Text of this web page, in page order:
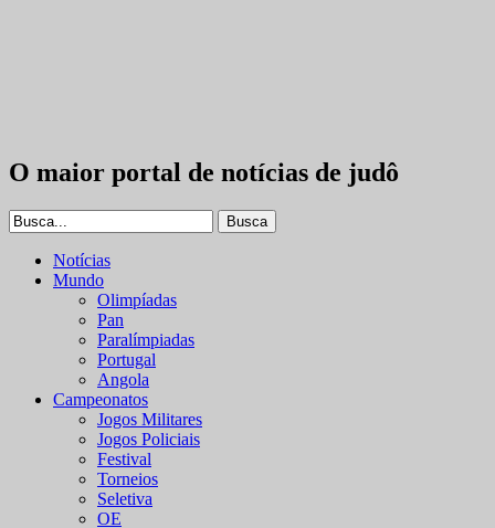
O maior portal de notícias de judô
Notícias
Mundo
Olimpíadas
Pan
Paralímpiadas
Portugal
Angola
Campeonatos
Jogos Militares
Jogos Policiais
Festival
Torneios
Seletiva
OE